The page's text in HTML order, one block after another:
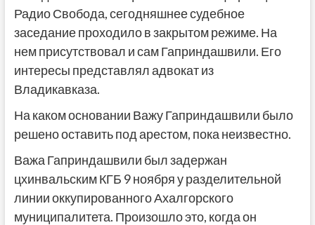
Радио Свобода, сегодняшнее судебное
заседание проходило в закрытом режиме. На
нем присутствовал и сам Гаприндашвили. Его
интересы представлял адвокат из
Владикавказа.
На каком основании Важу Гаприндашвили было
решено оставить под арестом, пока неизвестно.
Важа Гаприндашвили был задержан
цхинвальским КГБ 9 ноября у разделительной
линии оккупированного Ахалгорского
муниципалитета. Произошло это, когда он